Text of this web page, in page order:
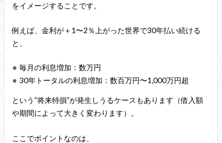
をイメージすることです。
例えば、金利が＋1〜2％上がった世界で30年払い続ける
と、
毎月の利息増加：数万円
30年トータルの利息増加：数百万円〜1,000万円超
という“将来特損”が発生しうるケースもあります（借入額
や期間によって大きく変わります）。
ここでポイントなのは、